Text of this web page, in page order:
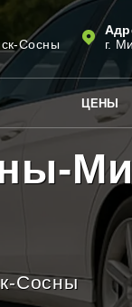
Сосны
г.
ЦЕНЫ
Сосны